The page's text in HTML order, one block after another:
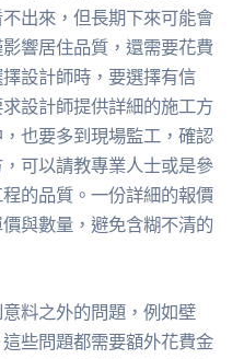
出來，但長期下來可能會
響居住品質，還需要花費
設計師時，要選擇有信
設計師提供詳細的施工方
也要多到現場監工，確認
可以請教專業人士或是參
的品質。一份詳細的報價
與數量，避免含糊不清的
料之外的問題，例如壁
些問題都需要額外花費金